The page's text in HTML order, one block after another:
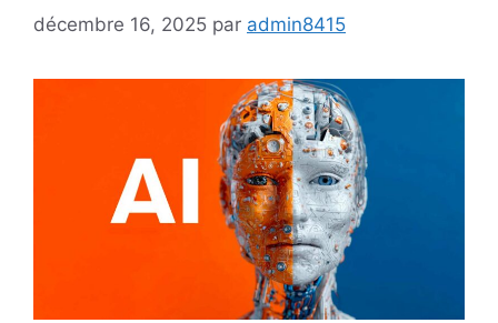
décembre 16, 2025 par admin8415